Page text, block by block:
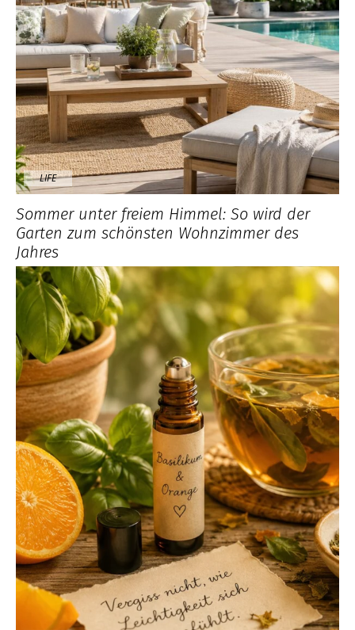
LIFE
Sommer unter freiem Himmel: So wird der
Garten zum schönsten Wohnzimmer des
Jahres